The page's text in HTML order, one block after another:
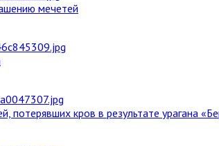
мечетей
кров в результате урагана